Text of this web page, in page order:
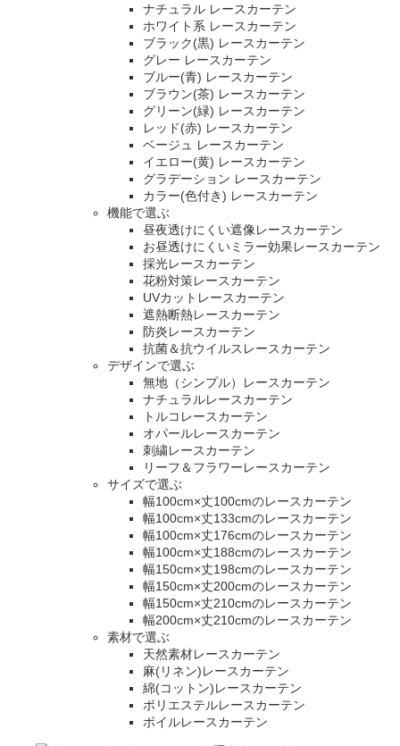
ナチュラル レースカーテン
ホワイト系 レースカーテン
ブラック(黒) レースカーテン
グレー レースカーテン
ブルー(青) レースカーテン
ブラウン(茶) レースカーテン
グリーン(緑) レースカーテン
レッド(赤) レースカーテン
ベージュ レースカーテン
イエロー(黄) レースカーテン
グラデーション レースカーテン
カラー(色付き) レースカーテン
機能で選ぶ
昼夜透けにくい遮像レースカーテン
お昼透けにくいミラー効果レースカーテン
採光レースカーテン
花粉対策レースカーテン
UVカットレースカーテン
遮熱断熱レースカーテン
防炎レースカーテン
抗菌＆抗ウイルスレースカーテン
デザインで選ぶ
無地（シンプル）レースカーテン
ナチュラルレースカーテン
トルコレースカーテン
オパールレースカーテン
刺繍レースカーテン
リーフ＆フラワーレースカーテン
サイズで選ぶ
幅100cm×丈100cmのレースカーテン
幅100cm×丈133cmのレースカーテン
幅100cm×丈176cmのレースカーテン
幅100cm×丈188cmのレースカーテン
幅150cm×丈198cmのレースカーテン
幅150cm×丈200cmのレースカーテン
幅150cm×丈210cmのレースカーテン
幅200cm×丈210cmのレースカーテン
素材で選ぶ
天然素材レースカーテン
麻(リネン)レースカーテン
綿(コットン)レースカーテン
ポリエステルレースカーテン
ボイルレースカーテン